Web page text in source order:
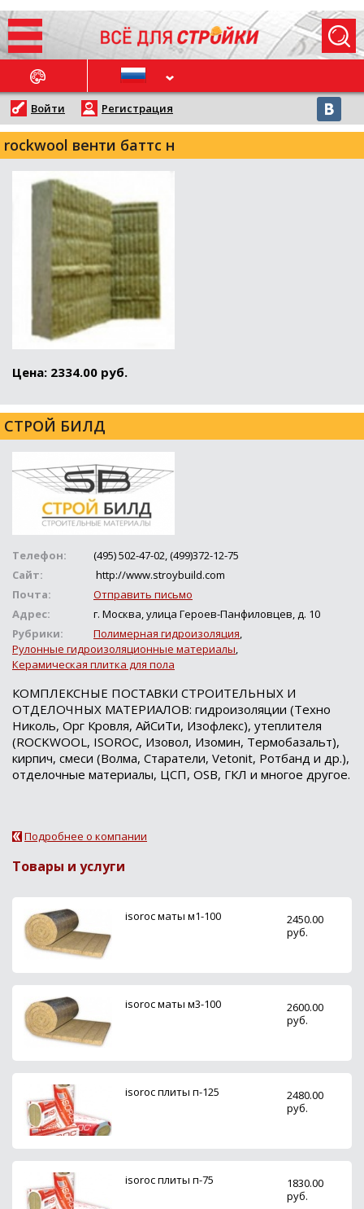
НОВОСТИ
Войти Регистрация
rockwool венти баттс н
Цена: 2334.00 руб.
СТРОЙ БИЛД
Телефон:
(495) 502-47-02, (499)372-12-75
Сайт:
http://www.stroybuild.com
Почта:
Отправить письмо
Адрес:
г. Москва, улица Героев-Панфиловцев, д. 10
Рубрики:
Полимерная гидроизоляция,
Рулонные гидроизоляционные материалы,
Керамическая плитка для пола
КОМПЛЕКСНЫЕ ПОСТАВКИ СТРОИТЕЛЬНЫХ И
ОТДЕЛОЧНЫХ МАТЕРИАЛОВ: гидроизоляции (Техно
Николь, Орг Кровля, АйСиТи, Изофлекс), утеплителя
(ROCKWOOL, ISOROC, Изовол, Изомин, Термобазальт),
кирпич, смеси (Волма, Старатели, Vetonit, Ротбанд и др.),
отделочные материалы, ЦСП, OSB, ГКЛ и многое другое.
Подробнее о компании
Товары и услуги
isoroc маты м1-100
2450.00
руб.
isoroc маты м3-100
2600.00
руб.
isoroc плиты п-125
2480.00
руб.
isoroc плиты п-75
1830.00
руб.